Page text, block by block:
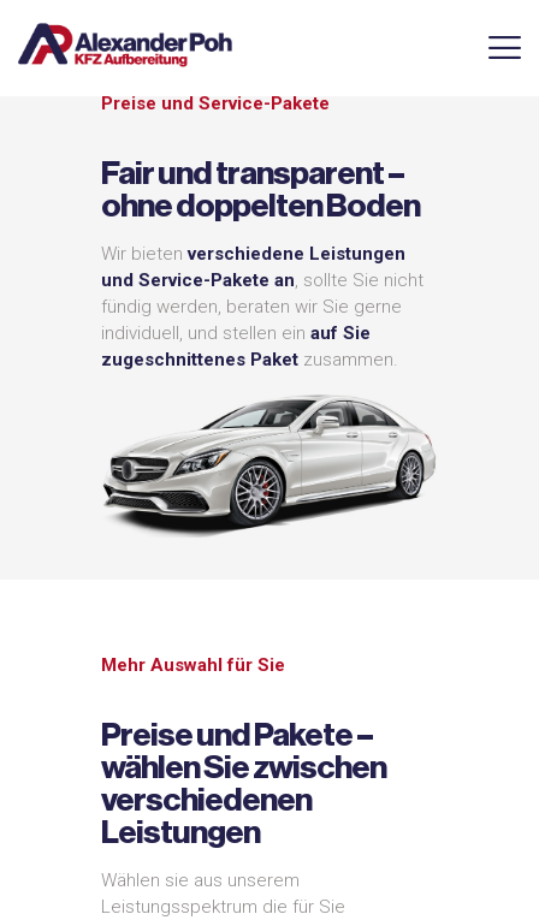
LEISTUNGEN & PREISE
KONTAKT
Preise und Service-Pakete
Fair und transparent –
ohne doppelten Boden
Wir bietenverschiedene Leistungen
und Service-Pakete an, sollte Sie nicht
fündig werden, beraten wir Sie gerne
individuell, und stellen ein auf Sie
zugeschnittenes Paket zusammen.
Mehr Auswahl für Sie
Preise und Pakete –
wählen Sie zwischen
verschiedenen
Leistungen
Wählen sie aus unserem
Leistungsspektrum die für Sie